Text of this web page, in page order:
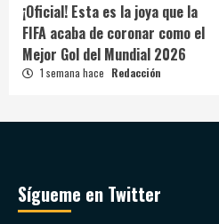
¡Oficial! Esta es la joya que la
FIFA acaba de coronar como el
Mejor Gol del Mundial 2026
1 semana hace Redacción
Sígueme en Twitter